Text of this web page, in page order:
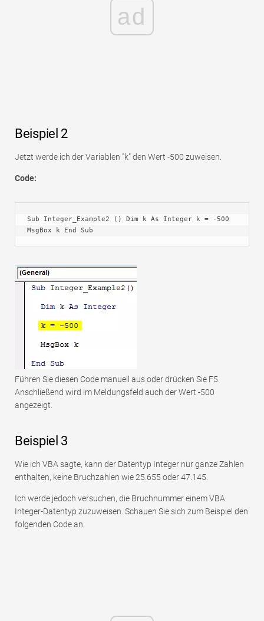
ad
Beispiel 2
Jetzt werde ich der Variablen "k" den Wert -500 zuweisen.
Code:
Sub Integer_Example2 () Dim k As Integer k = -500
MsgBox k End Sub
Führen Sie diesen Code manuell aus oder drücken Sie F5.
Anschließend wird im Meldungsfeld auch der Wert -500
angezeigt.
Beispiel 3
Wie ich VBA sagte, kann der Datentyp Integer nur ganze Zahlen
enthalten, keine Bruchzahlen wie 25.655 oder 47.145.
Ich werde jedoch versuchen, die Bruchnummer einem VBA
Integer-Datentyp zuzuweisen. Schauen Sie sich zum Beispiel den
folgenden Code an.